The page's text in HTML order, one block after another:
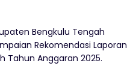
Bengkulu Tengah
Rekomendasi Laporan
Tahun Anggaran 2025.